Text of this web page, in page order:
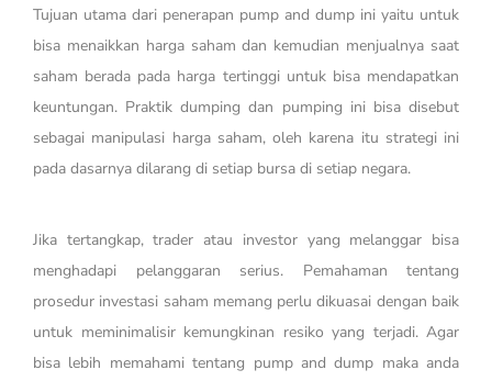
Tujuan utama dari penerapan pump and dump ini yaitu untuk
bisa menaikkan harga saham dan kemudian menjualnya saat
saham berada pada harga tertinggi untuk bisa mendapatkan
keuntungan. Praktik dumping dan pumping ini bisa disebut
sebagai manipulasi harga saham, oleh karena itu strategi ini
pada dasarnya dilarang di setiap bursa di setiap negara.
Jika tertangkap, trader atau investor yang melanggar bisa
menghadapi pelanggaran serius. Pemahaman tentang
prosedur investasi saham memang perlu dikuasai dengan baik
untuk meminimalisir kemungkinan resiko yang terjadi. Agar
bisa lebih memahami tentang pump and dump maka anda